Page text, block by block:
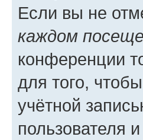
Если вы не
каждом
конференции
для того,
учётной
пользователя